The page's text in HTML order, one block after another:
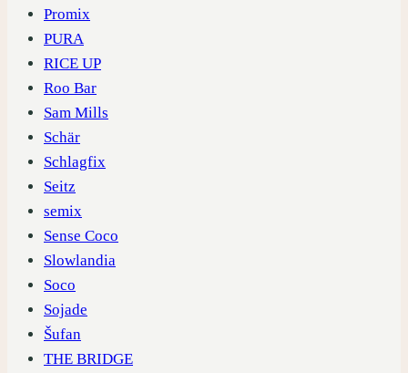
Promix
PURA
RICE UP
Roo Bar
Sam Mills
Schär
Schlagfix
Seitz
semix
Sense Coco
Slowlandia
Soco
Sojade
Šufan
THE BRIDGE